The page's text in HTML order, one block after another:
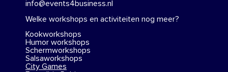
info@events4business.nl
Welke workshops en activiteiten nog meer?
Kookworkshops
Humor workshops
Schermworkshops
Salsaworkshops
City Games